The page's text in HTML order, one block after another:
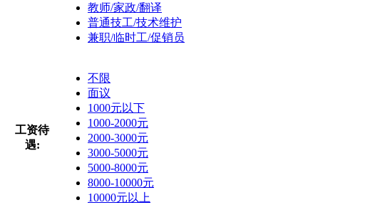
教师/家政/翻译
普通技工/技术维护
兼职/临时工/促销员
工资待
遇:
不限
面议
1000元以下
1000-2000元
2000-3000元
3000-5000元
5000-8000元
8000-10000元
10000元以上